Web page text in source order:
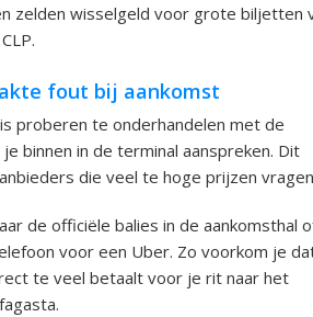
zelden wisselgeld voor grote biljetten
fout bij aankomst
proberen te onderhandelen met de
binnen in de terminal aanspreken. Dit
die veel te hoge prijzen
de officiële balies in de aankomsthal
voor een Uber. Zo voorkom je
te veel betaalt voor je rit naar het